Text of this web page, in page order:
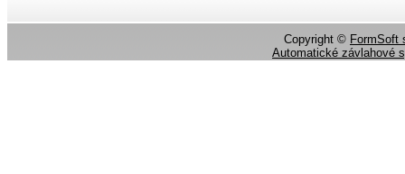
Copyright © FormSoft
Automatické závlahové